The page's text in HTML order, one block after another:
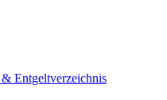
Entgeltverzeichnis